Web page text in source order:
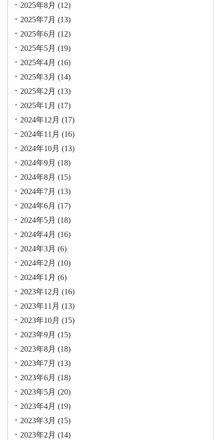
2025年8月 (12)
2025年7月 (13)
2025年6月 (12)
2025年5月 (19)
2025年4月 (16)
2025年3月 (14)
2025年2月 (13)
2025年1月 (17)
2024年12月 (17)
2024年11月 (16)
2024年10月 (13)
2024年9月 (18)
2024年8月 (15)
2024年7月 (13)
2024年6月 (17)
2024年5月 (18)
2024年4月 (16)
2024年3月 (6)
2024年2月 (10)
2024年1月 (6)
2023年12月 (16)
2023年11月 (13)
2023年10月 (15)
2023年9月 (15)
2023年8月 (18)
2023年7月 (13)
2023年6月 (18)
2023年5月 (20)
2023年4月 (19)
2023年3月 (15)
2023年2月 (14)